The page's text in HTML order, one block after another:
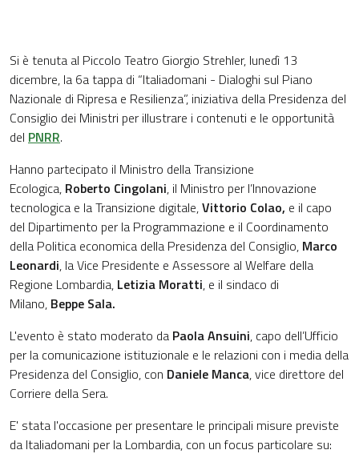
Si è tenuta al Piccolo Teatro Giorgio Strehler, lunedì 13
dicembre, la 6a tappa di “Italiadomani - Dialoghi sul Piano
Nazionale di Ripresa e Resilienza”, iniziativa della Presidenza del
Consiglio dei Ministri per illustrare i contenuti e le opportunità
del PNRR.
Hanno partecipato il Ministro della Transizione
Ecologica, Roberto Cingolani, il Ministro per l’Innovazione
tecnologica e la Transizione digitale,Vittorio Colao, e il capo
del Dipartimento per la Programmazione e il Coordinamento
della Politica economica della Presidenza del Consiglio, Marco
Leonardi, la Vice Presidente e Assessore al Welfare della
Regione Lombardia, Letizia Moratti, e il sindaco di
Milano, Beppe Sala.
L'evento è stato moderato da Paola Ansuini, capo dell’Ufficio
per la comunicazione istituzionale e le relazioni con i media della
Presidenza del Consiglio, con Daniele Manca, vice direttore del
Corriere della Sera.
E' stata l'occasione per presentare le principali misure previste
da Italiadomani per la Lombardia, con un focus particolare su: